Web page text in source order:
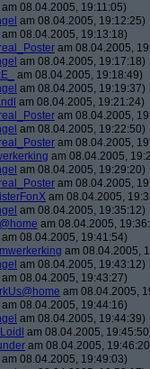
am 08.04.2005, 19:11:05)
am 08.04.2005, 19:12:25)
am 08.04.2005, 19:13:18)
am 08.04.2005,
am 08.04.2005, 19:17:18)
am 08.04.2005, 19:18:49)
am 08.04.2005, 19:19:37)
am 08.04.2005, 19:21:24)
am 08.04.2005,
am 08.04.2005, 19:22:50)
am 08.04.2005,
am 08.04.2005,
am 08.04.2005, 19:29:20)
am 08.04.2005,
am 08.04.2005,
am 08.04.2005, 19:35:12)
am 08.04.2005,
am 08.04.2005, 19:41:54)
am 08.04.2005,
am 08.04.2005, 19:43:12)
am 08.04.2005, 19:43:27)
am 08.04.2005,
am 08.04.2005, 19:44:16)
am 08.04.2005, 19:44:39)
am 08.04.2005,
am 08.04.2005,
am 08.04.2005, 19:49:03)